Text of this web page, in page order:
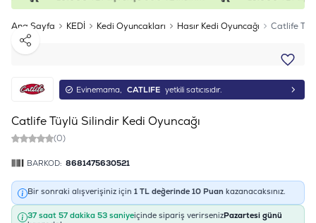
Ana Sayfa KEDİ Kedi Oyuncakları Hasır Kedi Oyuncağı
Catlife
Paylaş
Evinemama, CATLIFE yetkili satıcısıdır.
Catlife Tüylü Silindir Kedi Oyuncağı
(0)
BARKOD: 8681475630521
Bir sonraki alışverişiniz için 1 TL değerinde 10 Puan kazanacaksınız.
37 saat 57 dakika 53 saniyeiçinde sipariş verirsenizPazartesi günü